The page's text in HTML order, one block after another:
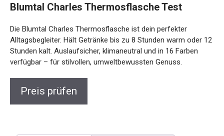
Blumtal Charles Thermosflasche Test
Die Blumtal Charles Thermosflasche ist dein perfekter
Alltagsbegleiter. Hält Getränke bis zu 8 Stunden warm oder 12
Stunden kalt. Auslaufsicher, klimaneutral und in 16 Farben
verfügbar – für stilvollen, umweltbewussten Genuss.
Preis prüfen